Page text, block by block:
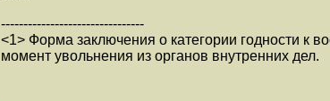
--------------------------------
<1> Форма заключения о категории годности к
момент увольнения из органов внутренних дел.